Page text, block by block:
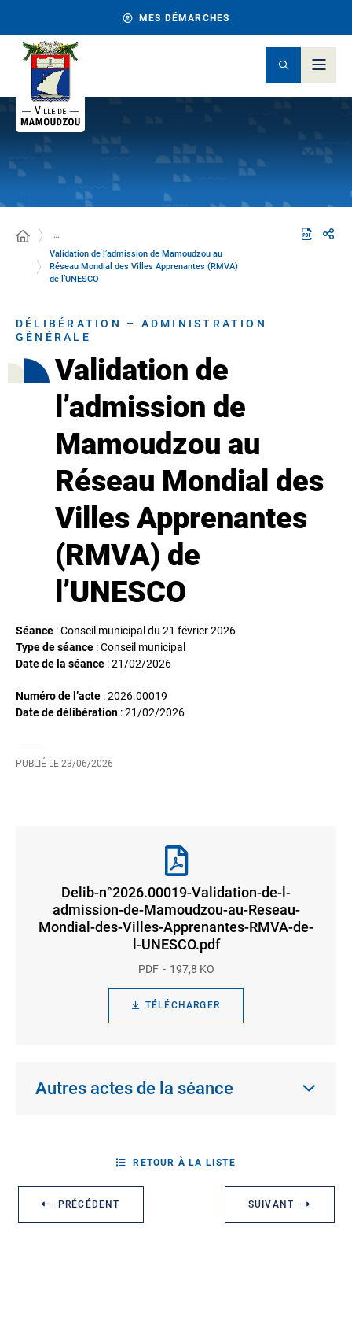
MES DÉMARCHES
…
Validation de l’admission de Mamoudzou au
Réseau Mondial des Villes Apprenantes (RMVA)
de l’UNESCO
DÉLIBÉRATION – ADMINISTRATION
GÉNÉRALE
Validation de
l’admission de
Mamoudzou au
Réseau Mondial des
Villes Apprenantes
(RMVA) de
l’UNESCO
Séance : Conseil municipal du 21 février 2026
Type de séance : Conseil municipal
Date de la séance :21/02/2026
Numéro de l’acte : 2026.00019
Date de délibération :21/02/2026
PUBLIÉ LE 23/06/2026
Delib-n°2026.00019-Validation-de-l-
admission-de-Mamoudzou-au-Reseau-
Mondial-des-Villes-Apprenantes-RMVA-de-
l-UNESCO.pdf
PDF 197,8 KO
TÉLÉCHARGER
Autres actes de la séance
PRÉCÉDENT
RETOUR À LA LISTE
SUIVANT